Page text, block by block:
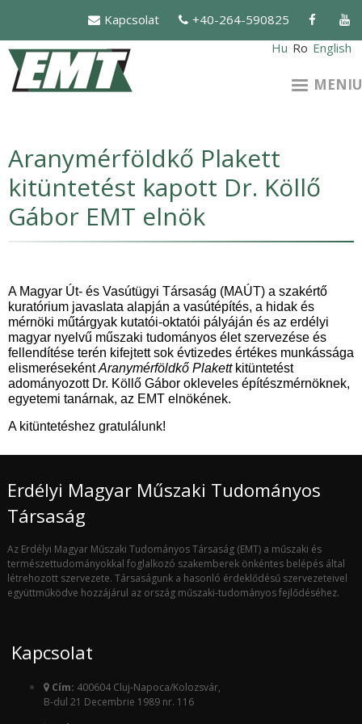
conţinutul
principal
Kapcsolat
+40-264-590825
Hu Ro English
MENIU
Aranymérföldkő Plakett
kitüntetést kapott Dr. Köllő
Gábor EMT elnök
A Magyar Út- és Vasútügyi Társaság (MAÚT) a szakértő
kuratórium javaslata alapján a vasútépítés, a hidak és
mérnöki műtárgyak kutatói-oktatói pályáján és az erdélyi
magyar nyelvű műszaki tudományos élet szervezése és
fellendítése terén kifejtettsok évtizedes értékes munkássága
elismerésekéntAranymérföldkő Plakett kitüntetést
adományozott Dr. Köllő Gábor okleveles építészmérnöknek,
egyetemi tanárnak, az EMT elnökének.
A kitüntetéshez gratulálunk!
Erdélyi Magyar Műszaki Tudományos
Társaság
Az Erdélyi Magyar Műszaki Tudományos Társaság (EMT) a műszaki és
természettudományokkal foglalkozó szakemberek önkéntes belépés által
létrehozott szervezete. Társaságunk a hasonló érdeklődésű szervezeteivel
együttműködve hozzájárul az ország műszaki-tudományos fejlődéséhez.
Kapcsolat
Cím: 400604 Cluj-Napoca/Kolozsvár,
B-dul 21 Decembrie 1989 nr. 116